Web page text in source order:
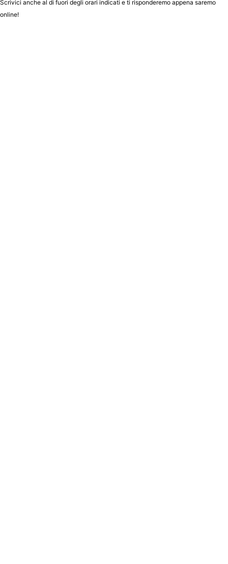
Scrivici anche al di fuori degli orari indicati e ti risponderemo appena saremo
online!